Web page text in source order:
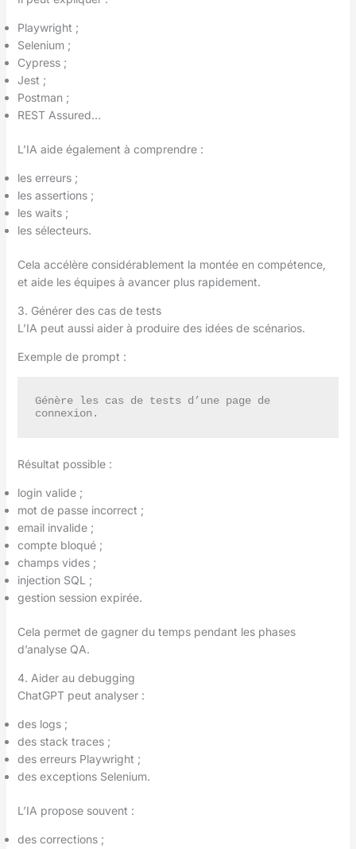
Playwright ;
Selenium ;
Cypress ;
Jest ;
Postman ;
REST Assured…
L’IA aide également à comprendre :
les erreurs ;
les assertions ;
les waits ;
les sélecteurs.
Cela accélère considérablement la montée en compétence,
et aide les équipes à avancer plus rapidement.
3. Générer des cas de tests
L’IA peut aussi aider à produire des idées de scénarios.
Exemple de prompt :
Génère les cas de tests d’une page de
Résultat possible :
login valide ;
mot de passe incorrect ;
email invalide ;
compte bloqué ;
champs vides ;
injection SQL ;
gestion session expirée.
Cela permet de gagner du temps pendant les phases
d’analyse QA.
4. Aider au debugging
ChatGPT peut analyser :
des logs ;
des stack traces ;
des erreurs Playwright ;
des exceptions Selenium.
L’IA propose souvent :
des corrections ;